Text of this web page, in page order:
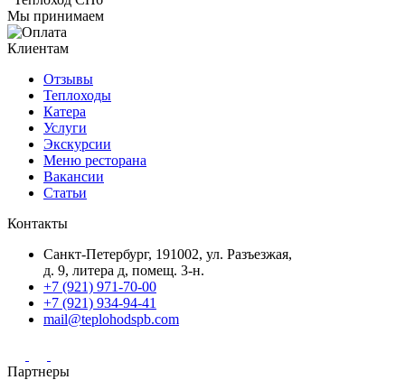
Мы принимаем
Клиентам
Отзывы
Теплоходы
Катера
Услуги
Экскурсии
Меню ресторана
Вакансии
Статьи
Контакты
Санкт-Петербург, 191002, ул. Разъезжая,
д. 9, литера д, помещ. 3-н.
+7 (921) 971-70-00
+7 (921) 934-94-41
mail@teplohodspb.com
Партнеры